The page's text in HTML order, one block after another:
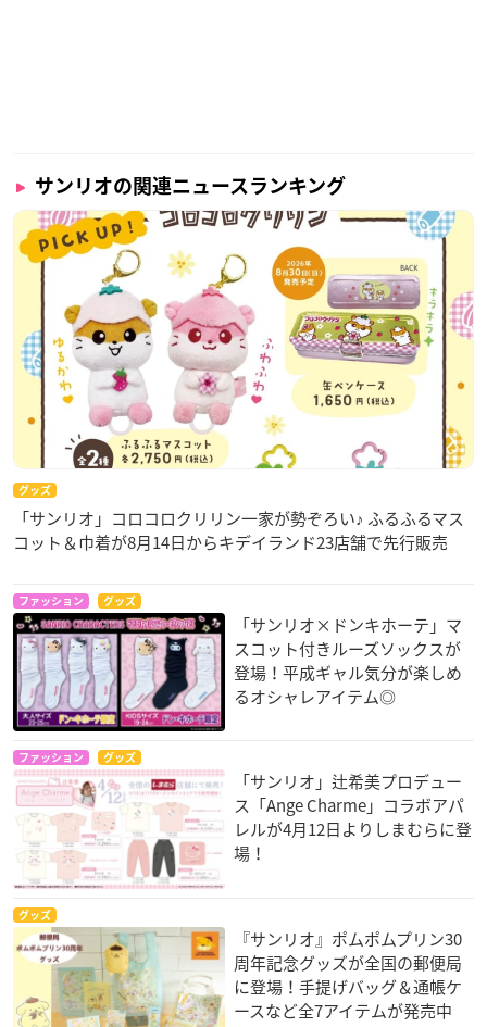
りにマスクを使いたい方におすすめのエッセンスマスクです。
コーセーコスメポートのシートマスク「クリアターン」に
サンリオキャラクターデザインが数量限定で登場☆キャラ
ごとに成分が違うよ♪集中ケアには個包装タイプ、毎日のケ
アにはBOXタイプがオススメ♡5/22（月）～全国の量販店
などで！https://t.co/FgnRXeQyFjpic.twitter.com/RbLIc5R
WgP
— サンリオ (@sanrio_news)
サンリオの関連ニュースランキング
グッズ
「サンリオ」コロコロクリリン一家が勢ぞろい♪ ふるふるマス
コット＆巾着が8月14日からキデイランド23店舗で先行販売
ファッション グッズ
「サンリオ×ドンキホーテ」マ
スコット付きルーズソックスが
登場！平成ギャル気分が楽しめ
るオシャレアイテム◎
ファッション グッズ
「サンリオ」辻希美プロデュー
ス「Ange Charme」コラボアパ
レルが4月12日よりしまむらに登
場！
グッズ
『サンリオ』ポムポムプリン30
周年記念グッズが全国の郵便局
に登場！手提げバッグ＆通帳ケ
ースなど全7アイテムが発売中